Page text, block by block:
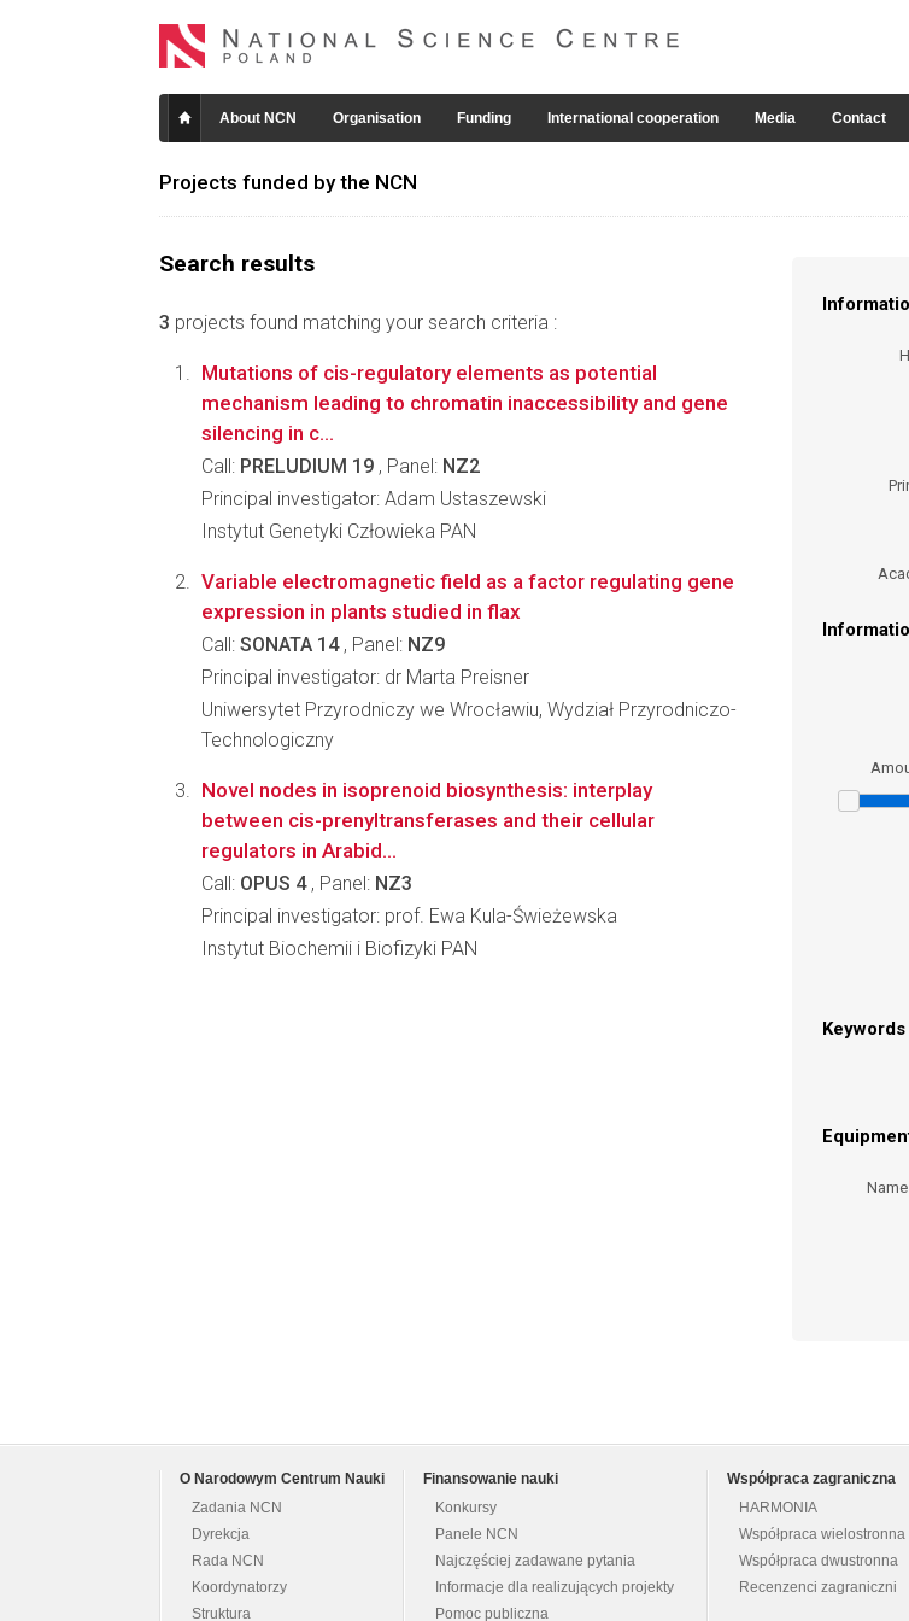
About NCN Organisation Funding International cooperation Media Contact
Projects funded by the NCN
Search results
3 projects found matching your search criteria :
Keywords
Mutations of cis-regulatory elements as potential
mechanism leading to chromatin inaccessibility and gene
silencing in c...
Call: PRELUDIUM 19 , Panel: NZ2
Principal investigator: Adam Ustaszewski
Instytut Genetyki Człowieka PAN
Variable electromagnetic field as a factor regulating gene
expression in plants studied in flax
Call: SONATA 14, Panel: NZ9
Principal investigator: dr Marta Preisner
Uniwersytet Przyrodniczy we Wrocławiu, Wydział Przyrodniczo-
Technologiczny
Novel nodes in isoprenoid biosynthesis: interplay
between cis-prenyltransferases and their cellular
regulators in Arabid...
Call: OPUS 4, Panel: NZ3
Principal investigator: prof. Ewa Kula-Świeżewska
Instytut Biochemii i Biofizyki PAN
O Narodowym Centrum Nauki
Zadania NCN
Dyrekcja
Rada NCN
Koordynatorzy
Struktura
Finansowanie nauki
Konkursy
Panele NCN
Najczęściej zadawane pytania
Informacje dla realizujących projekty
Pomoc publiczna
Współpraca zagraniczna
HARMONIA
Współpraca wielostronna
Współpraca dwustronna
Recenzenci zagraniczni